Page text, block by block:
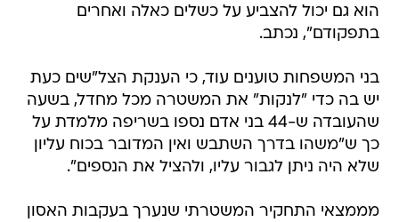
הוא גם יכול להצביע על כשלים כאלה ואחרים
בתפקודם", נכתב.
בני המשפחות טוענים עוד, כי הענקת הצל"שים כעת
יש בה כדי "לנקות" את המשטרה מכל מחדל, בשעה
שהעובדה ש-44 בני אדם נספו בשריפה מלמדת על
כך ש"משהו בדרך השתבש ואין המדובר בכוח עליון
שלא היה ניתן לגבור עליו, ולהציל את הנספים".
מממצאי התחקיר המשטרתי שנערך בעקבות האסון